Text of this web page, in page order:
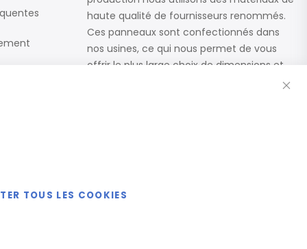
haute qualité de fournisseurs renommés.
Ces panneaux sont confectionnés dans
nos usines, ce qui nous permet de vous
offrir le plus large choix de dimensions et
TOUS LES COOKIES